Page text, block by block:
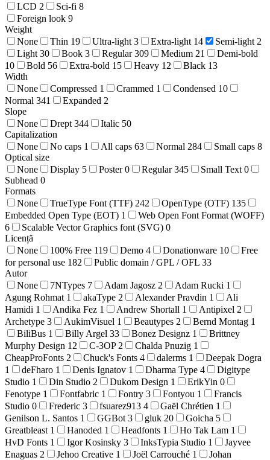
LCD 2 Sci-fi 8
Foreign look 9
Weight
None
Thin 19 Ultra-light 3 Extra-light 14 Semi-light 2
Light 30 Book 3 Regular 309 Medium 21
Demi-bold
10
Bold 56 Extra-bold 15 Heavy 12 Black 13
Width
None
Compressed 1 Crammed 1 Condensed 10
Normal 341 Expanded 2
Slope
None
Drept 344 Italic 50
Capitalization
None
No caps 1 All caps 63 Normal 284 Small caps 8
Optical size
None
Display 5 Poster 0 Regular 345 Small Text 0
Subhead 0
Formats
None
TrueType Font (TTF) 242 OpenType (OTF) 135
Embedded Open Type (EOT) 1
Web Open Font Format (WOFF)
6
Scalable Vector Graphics font (SVG) 0
Licență
None
100% Free 119 Demo 4 Donationware 10
Free
for personal use 182 Public domain / GPL / OFL 33
Autor
None
7NTypes 7 Adam Jagosz 2 Adam Rucki 1
Agung Rohmat 1 akaType 2 Alexander Pravdin 1
Ali
Hamidi 1 Andika Fez 1 Andrew Shortall 1 Antipixel 2
Archetype 3 AukimVisuel 1 Beautypes 2 Bernd Montag 1
BiliBus 1 Billy Argel 33 Bonez Designz 1
Brittney
Murphy Design 12 C-3OP 2 Chalda Pnuzig 1
CheapProFonts 2 Chuck's Fonts 4 dalerms 1
Deepak Dogra
1
deFharo 1 Denis Ignatov 1 Dharma Type 4
Digitype
Studio 1 Din Studio 2 Dukom Design 1 ErikYin 0
Fenotype 1 Fontfabric 1 Fontry 3 Fontyou 1
Francis
Studio 0 Frederic 3 fsuarez913 4 Gaël Chrétien 1
Genilson L. Santos 1 GGBot 3 gluk 20 Goicha 5
Greatbleast 1 Hanoded 1 Headfonts 1 Ho Tak Lam 1
HvD Fonts 1 Igor Kosinsky 3 InksTypia Studio 1
Jayvee
Enaguas 2 Jehoo Creative 1 Joël Carrouché 1
Johan